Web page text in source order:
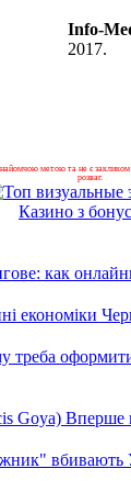
Info-
2017.
метою та не є
розваг.
Казино з
как
економіки
Goya) Вперше
вбивають